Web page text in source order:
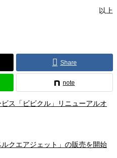
以上
Share
note
ス「ビビクル」リニューアルオ
クエアジェット」の販売を開始